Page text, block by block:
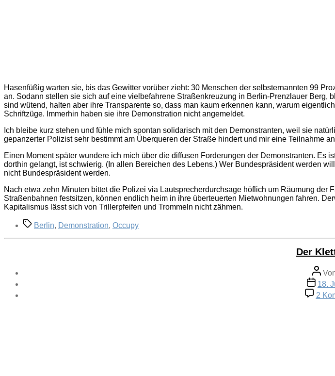
Hasenfüßig warten sie, bis das Gewitter vorüber zieht: 30 Menschen der selbsternannten 99
an. Sodann stellen sie sich auf eine vielbefahrene Straßenkreuzung in Berlin-Prenzlauer
sind wütend, halten aber ihre Transparente so, dass man kaum erkennen kann, warum
Schriftzüge. Immerhin haben sie ihre Demonstration nicht angemeldet.
Ich bleibe kurz stehen und fühle mich spontan solidarisch mit den Demonstranten, weil sie
gepanzerter Polizist sehr bestimmt am Überqueren der Straße hindert und mir eine Teilnahme
Einen Moment später wundere ich mich über die diffusen Forderungen der Demonstranten. Es
dorthin gelangt, ist schwierig. (In allen Bereichen des Lebens.) Wer Bundespräsident werden
nicht Bundespräsident werden.
Nach etwa zehn Minuten bittet die Polizei via Lautsprecherdurchsage höflich um Räumung
Straßenbahnen festsitzen, können endlich heim in ihre überteuerten Mietwohnungen fahren.
Kapitalismus lässt sich von Trillerpfeifen und Trommeln nicht zähmen.
Schlagwörter
Berlin, Demonstration, Occupy
Der
18.
2